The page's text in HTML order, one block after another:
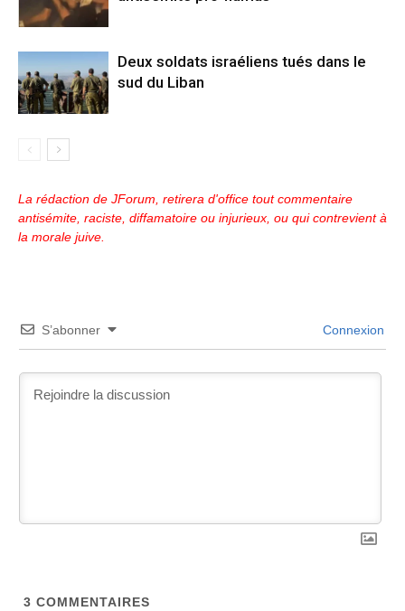
Deux soldats israéliens tués dans le
sud du Liban
La rédaction de JForum, retirera d'office tout commentaire
antisémite, raciste, diffamatoire ou injurieux, ou qui contrevient à
la morale juive.
S’abonner Connexion
3 COMMENTAIRES